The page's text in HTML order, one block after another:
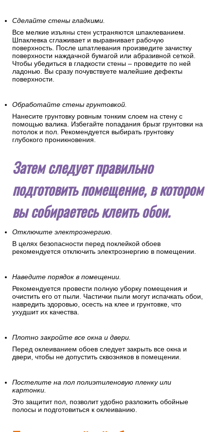
Сделайте стены гладкими.
Все мелкие изъяны стен устраняются шпаклеванием.
Шпаклевка сглаживает и выравнивает рабочую
поверхность. После шпатлевания произведите зачистку
поверхности наждачной бумагой или абразивной сеткой.
Чтобы убедиться в гладкости стены – проведите по ней
ладонью. Вы сразу почувствуете малейшие дефекты
поверхности.
Обработайте стены грунтовкой.
Нанесите грунтовку ровным тонким слоем на стену с
помощью валика. Избегайте попадания брызг грунтовки на
потолок и пол. Рекомендуется выбирать грунтовку
глубокого проникновения.
Затем следует правильно
подготовить помещение, в котором
вы собираетесь клеить обои.
Отключите электроэнергию.
В целях безопасности перед поклейкой обоев
рекомендуется отключить электроэнергию в помещении.
Наведите порядок в помещении.
Рекомендуется провести полную уборку помещения и
очистить его от пыли. Частички пыли могут испачкать обои,
навредить здоровью, осесть на клее и грунтовке, что
ухудшит их качества.
Плотно закройте все окна и двери.
Перед оклеиванием обоев следует закрыть все окна и
двери, чтобы не допустить сквозняков в помещении.
Постелите на пол полиэтиленовую пленку или
картонки.
Это защитит пол, позволит удобно разложить обойные
полосы и подготовиться к оклеиванию.